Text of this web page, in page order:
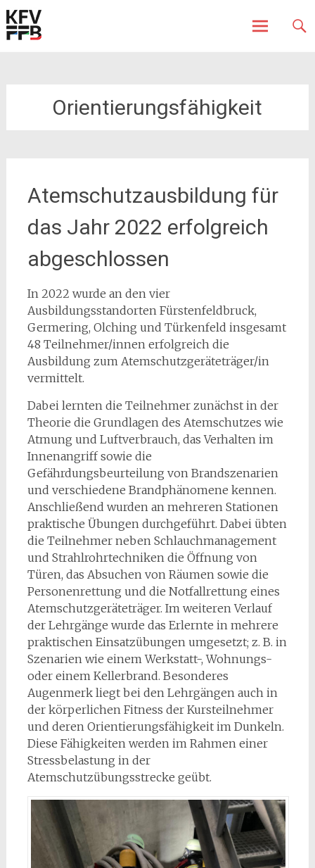
Orientierungsfähigkeit
Atemschutzausbildung für
das Jahr 2022 erfolgreich
abgeschlossen
In 2022 wurde an den vier
Ausbildungsstandorten Fürstenfeldbruck,
Germering, Olching und Türkenfeld insgesamt
48 Teilnehmer/innen erfolgreich die
Ausbildung zum Atemschutzgeräteträger/in
vermittelt.
Dabei lernten die Teilnehmer zunächst in der
Theorie die Grundlagen des Atemschutzes wie
Atmung und Luftverbrauch, das Verhalten im
Innenangriff sowie die
Gefährdungsbeurteilung von Brandszenarien
und verschiedene Brandphänomene kennen.
Anschließend wurden an mehreren Stationen
praktische Übungen durchgeführt. Dabei übten
die Teilnehmer neben Schlauchmanagement
und Strahlrohrtechniken die Öffnung von
Türen, das Absuchen von Räumen sowie die
Personenrettung und die Notfallrettung eines
Atemschutzgeräteträger. Im weiteren Verlauf
der Lehrgänge wurde das Erlernte in mehrere
praktischen Einsatzübungen umgesetzt; z. B. in
Szenarien wie einem Werkstatt-, Wohnungs-
oder einem Kellerbrand. Besonderes
Augenmerk liegt bei den Lehrgängen auch in
der körperlichen Fitness der Kursteilnehmer
und deren Orientierungsfähigkeit im Dunkeln.
Diese Fähigkeiten werden im Rahmen einer
Stressbelastung in der
Atemschutzübungsstrecke geübt.